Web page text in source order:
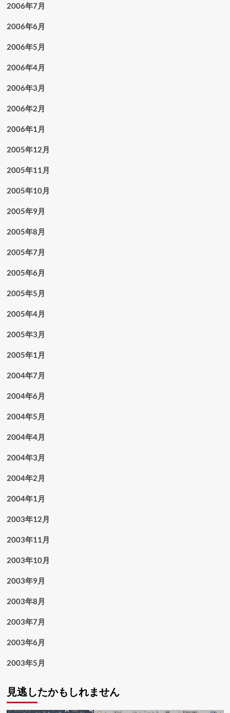
2006年7月
2006年6月
2006年5月
2006年4月
2006年3月
2006年2月
2006年1月
2005年12月
2005年11月
2005年10月
2005年9月
2005年8月
2005年7月
2005年6月
2005年5月
2005年4月
2005年3月
2005年1月
2004年7月
2004年6月
2004年5月
2004年4月
2004年3月
2004年2月
2004年1月
2003年12月
2003年11月
2003年10月
2003年9月
2003年8月
2003年7月
2003年6月
2003年5月
見逃したかもしれません